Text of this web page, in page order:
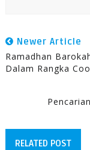
Newer Article
Ramadhan
Dalam Rangka
RELATED POST